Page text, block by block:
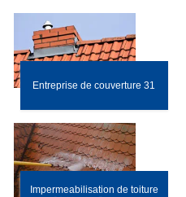
Entreprise de couverture 31
Impermeabilisation de toiture